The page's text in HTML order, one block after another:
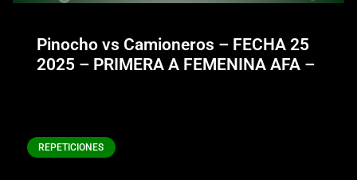
Pinocho vs Camioneros – FECHA 25
2025 – PRIMERA A FEMENINA AFA –
REPETICIONES